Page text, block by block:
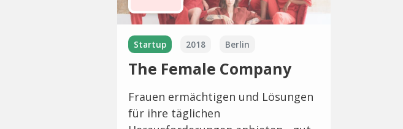
Startup 2018 Berlin
The Female Company
Frauen ermächtigen und Lösungen
für ihre täglichen